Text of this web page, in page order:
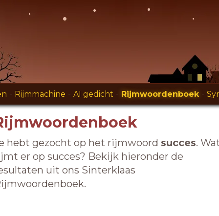
Rijmmachine AI gedicht Rijmwoordenboek
hebt gezocht op het rijmwoord succes.
er op succes? Bekijk hieronder de
uit ons Sinterklaas